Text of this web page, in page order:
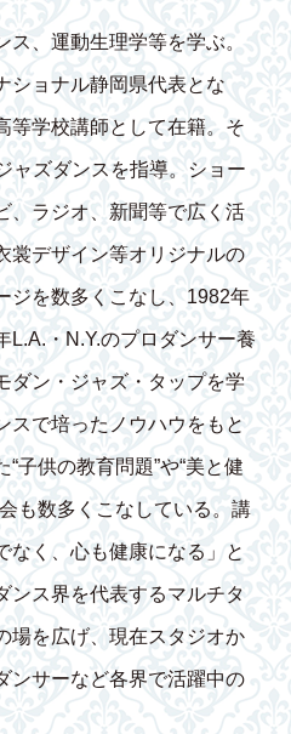
ス、運動生理学等を学ぶ。
ショナル静岡県代表とな
等学校講師として在籍。そ
ャズダンスを指導。ショー
、ラジオ、新聞等で広く活
裳デザイン等オリジナルの
ジを数多くこなし、1982年
L.A.・N.Y.のプロダンサー養
ダン・ジャズ・タップを学
スで培ったノウハウをもと
子供の教育問題”や“美と健
も数多くこなしている。講
なく、心も健康になる」と
ンス界を代表するマルチタ
場を広げ、現在スタジオか
ンサーなど各界で活躍中の